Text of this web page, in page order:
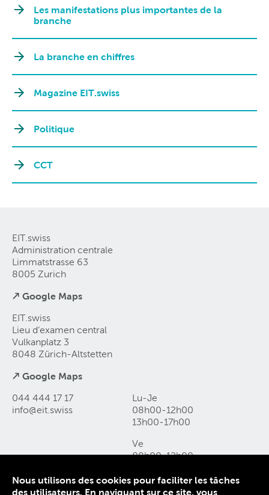
Les manifestations plus importantes de la
branche
La branche en chiffres
Magazine EIT.swiss
Politique
CCT
EIT.swiss
Administration centrale
Limmatstrasse 63
8005 Zurich
↗ Google Maps
EIT.swiss
Lieu d’examen central
Vulkanplatz 3
8048 Zürich-Altstetten
↗ Google Maps
044 444 17 17
info@eit swiss
Lu-Je
08h00-12h00
13h00-17h00
Ve
08h00-12h00
Nous utilisons des cookies pour faciliter les tâches
des utilisateurs. En naviguant sur ce site, vous